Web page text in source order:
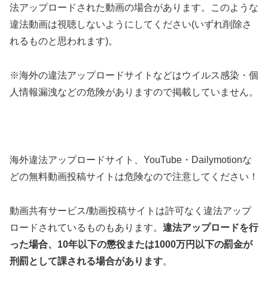
法アップロードされた動画の場合があります。このような
違法動画は視聴しないようにしてください(いずれ削除さ
れるものと思われます)。
※海外の違法アップロードサイトなどはウイルス感染・個
人情報漏洩などの危険がありますので掲載していません。
海外違法アップロードサイト、YouTube・Dailymotionな
どの無料動画投稿サイトは危険なので注意してください！
動画共有サービス/動画投稿サイトは許可なく違法アップ
ロードされているものもあります。 違法アップロードを行
った場合、10年以下の懲役または1000万円以下の罰金が
刑罰として課される場合があります。